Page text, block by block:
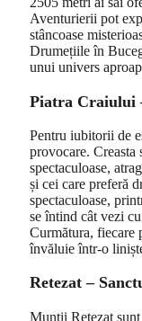
Aventurierii pot
stâncoase
Drumețiile în
unui univers
Piatra Craiului
Pentru iubitorii de
provocare. Creasta
spectaculoase,
și cei care preferă
spectaculoase,
se întind cât vezi
Curmătura, fiecare
învăluie într-o
Retezat –
Munții Retezat